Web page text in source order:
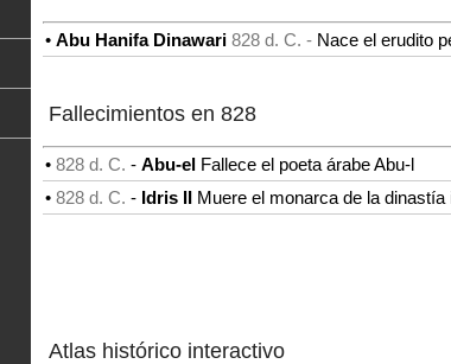
• Abu Hanifa Dinawari 828 d. C. - Nace el erudito
Fallecimientos en 828
• 828 d. C. - Abu-el Fallece el poeta árabe Abu-l
• 828 d. C. - Idris II Muere el monarca de la dinastía
Atlas histórico interactivo